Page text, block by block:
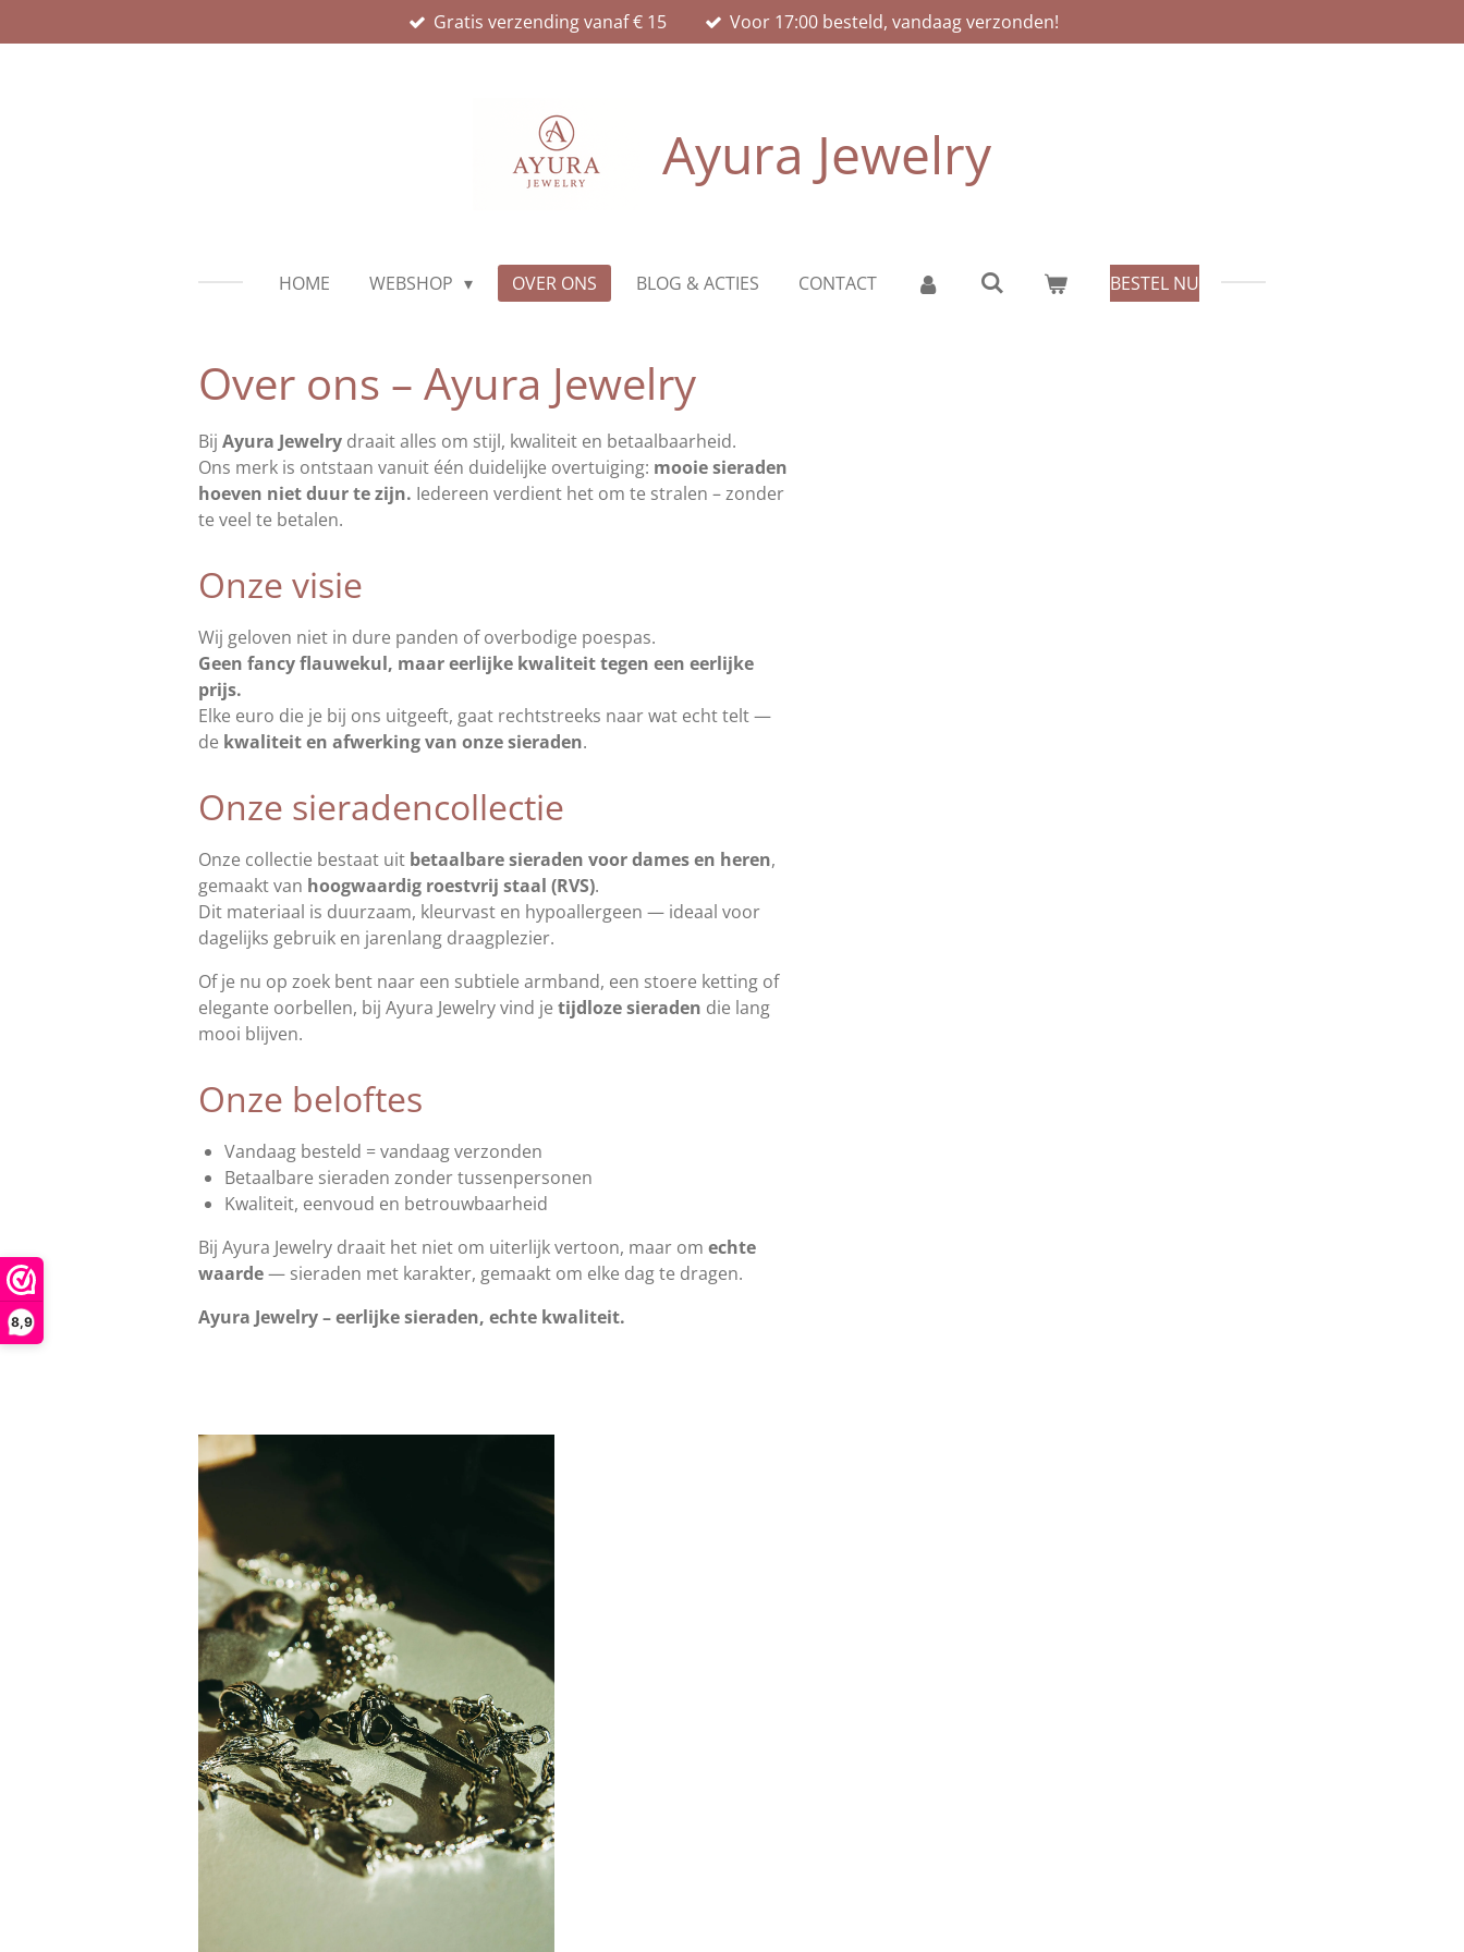
8,9
direct
Gratis verzending vanaf € 15 Voor 17:00 besteld, vandaag verzonden!
Ayura Jewelry
HOME WEBSHOP OVER ONS BLOG & ACTIES CONTACT BESTEL NU
Over ons – Ayura Jewelry
Bij Ayura Jewelry draait alles om stijl, kwaliteit en betaalbaarheid.
Ons merk is ontstaan vanuit één duidelijke overtuiging: mooie sieraden
hoeven niet duur te zijn. Iedereen verdient het om te stralen – zonder
te veel te betalen.
Onze visie
Wij geloven niet in dure panden of overbodige poespas.
Geen fancy flauwekul, maar eerlijke kwaliteit tegen een eerlijke
prijs.
Elke euro die je bij ons uitgeeft, gaat rechtstreeks naar wat echt telt —
de kwaliteit en afwerking van onze sieraden.
Onze sieradencollectie
Onze collectie bestaat uit betaalbare sieraden voor dames en heren,
gemaakt van hoogwaardig roestvrij staal (RVS).
Dit materiaal is duurzaam, kleurvast en hypoallergeen — ideaal voor
dagelijks gebruik en jarenlang draagplezier.
Of je nu op zoek bent naar een subtiele armband, een stoere ketting of
elegante oorbellen, bij Ayura Jewelry vind je tijdloze sieraden die lang
mooi blijven.
Onze beloftes
Vandaag besteld = vandaag verzonden
Betaalbare sieraden zonder tussenpersonen
Kwaliteit, eenvoud en betrouwbaarheid
Bij Ayura Jewelry draait het niet om uiterlijk vertoon, maar om echte
waarde— sieraden met karakter, gemaakt om elke dag te dragen.
Ayura Jewelry – eerlijke sieraden, echte kwaliteit.